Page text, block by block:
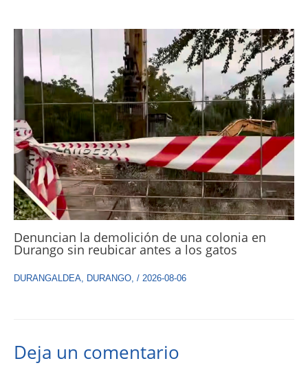
Denuncian la demolición de una colonia en
Durango sin reubicar antes a los gatos
DURANGALDEA, DURANGO, / 2026-08-06
Deja un comentario